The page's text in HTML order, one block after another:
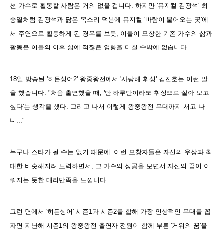
션 가수로 활동할 사람은 거의 없을 겁니다. 하지만 '뮤지컬 김광석' 최
승열처럼 김광석과 닮은 목소리 덕분에 뮤지컬 '바람이 불어오는 곳'에
서 주연으로 활동하게 된 경우를 보듯, 이들이 모창한 기존 가수의 삶과
활동은 이들의 이후 삶에 적잖은 영향을 미칠 수밖에 없습니다.
18일 방송된 '히든싱어2' 왕중왕전에서 '사랑해 휘성' 김진호는 이런 말
을 했습니다. "처음 출연했을 때, '단 하루만이라도 휘성으로 살아 보고
싶다'는 생각을 했다. 그리고 나서 이렇게 왕중왕전 무대까지 서고 나
니..."
누구나 스타가 될 수는 없기 때문에, 이런 모창자들은 자신의 우상과 최
대한 비슷해지려 노력하면서, 그 가수의 성공을 보면서 자신의 꿈이 이
뤄지는 듯한 대리만족을 느낍니다.
그런 면에서 '히든싱어' 시즌1과 시즌2를 합해 가장 인상적인 무대를 꼽
자면 지난해 시즌1의 왕중왕전 출연자 전원이 함께 부른 '거위의 꿈'을